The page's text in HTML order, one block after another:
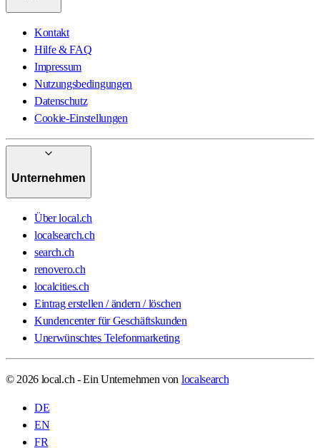
Kontakt
Hilfe & FAQ
Impressum
Nutzungsbedingungen
Datenschutz
Cookie-Einstellungen
Unternehmen
Über local.ch
localsearch.ch
search.ch
renovero.ch
localcities.ch
Eintrag erstellen / ändern / löschen
Kundencenter für Geschäftskunden
Unerwünschtes Telefonmarketing
© 2026 local.ch - Ein Unternehmen von localsearch
DE
EN
FR